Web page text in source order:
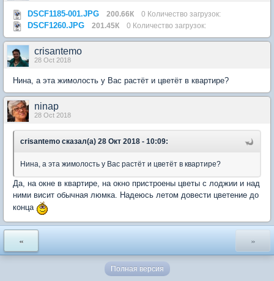
DSCF1185-001.JPG 200.66К 0 Количество загрузок:
DSCF1260.JPG 201.45К 0 Количество загрузок:
crisantemo
28 Oct 2018
Нина, а эта жимолость у Вас растёт и цветёт в квартире?
ninap
28 Oct 2018
crisantemo сказал(а) 28 Окт 2018 - 10:09:
Нина, а эта жимолость у Вас растёт и цветёт в квартире?
Да, на окне в квартире, на окно пристроены цветы с лоджии и над
ними висит обычная люмка. Надеюсь летом довести цветение до
конца
« »
Полная версия